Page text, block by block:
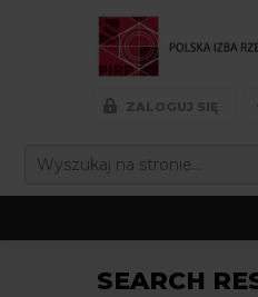
ZALOGUJ SIĘ
FOR:
SEARCH